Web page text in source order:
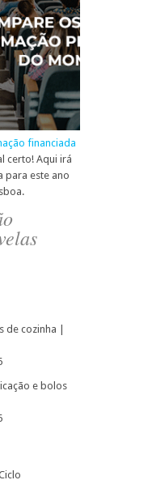
financiada
certo! Aqui irá
para este ano
de cozinha |
e bolos